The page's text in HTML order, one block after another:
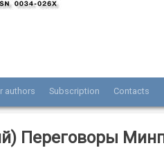
«Разведка и охрана недр»
authors Subscription Contacts
Переговоры